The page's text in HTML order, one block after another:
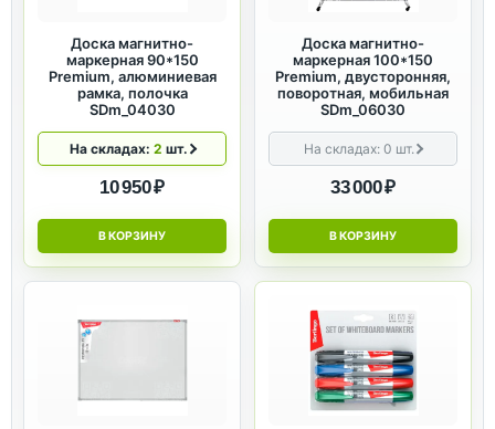
Доска магнитно-
маркерная 90*150
Premium, алюминиевая
рамка, полочка
SDm_04030
На складах: 2 шт.
10 950 ₽
В КОРЗИНУ
Доска магнитно-
маркерная 100*150
Premium, двусторонняя,
поворотная, мобильная
SDm_06030
На складах:0 шт.
33 000 ₽
В КОРЗИНУ